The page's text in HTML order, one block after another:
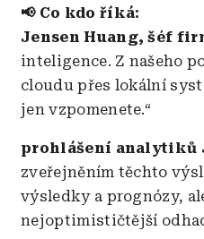
📢 Co kdo říká:
Jensen Huang, šéf
inteligence. Z našeho
cloudu přes lokální
jen vzpomenete.“
prohlášení analytiků
zveřejněním těchto
výsledky a prognózy,
nejoptimističtější